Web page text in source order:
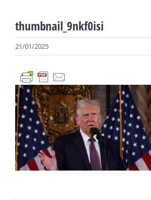
thumbnail_9nkf0isi
21/01/2025